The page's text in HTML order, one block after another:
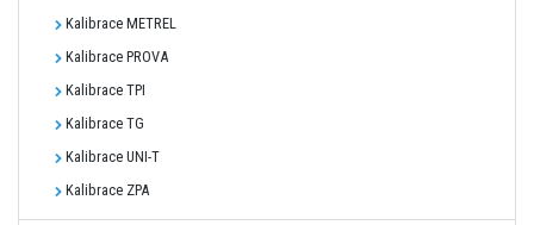
Kalibrace METREL
Kalibrace PROVA
Kalibrace TPI
Kalibrace TG
Kalibrace UNI-T
Kalibrace ZPA